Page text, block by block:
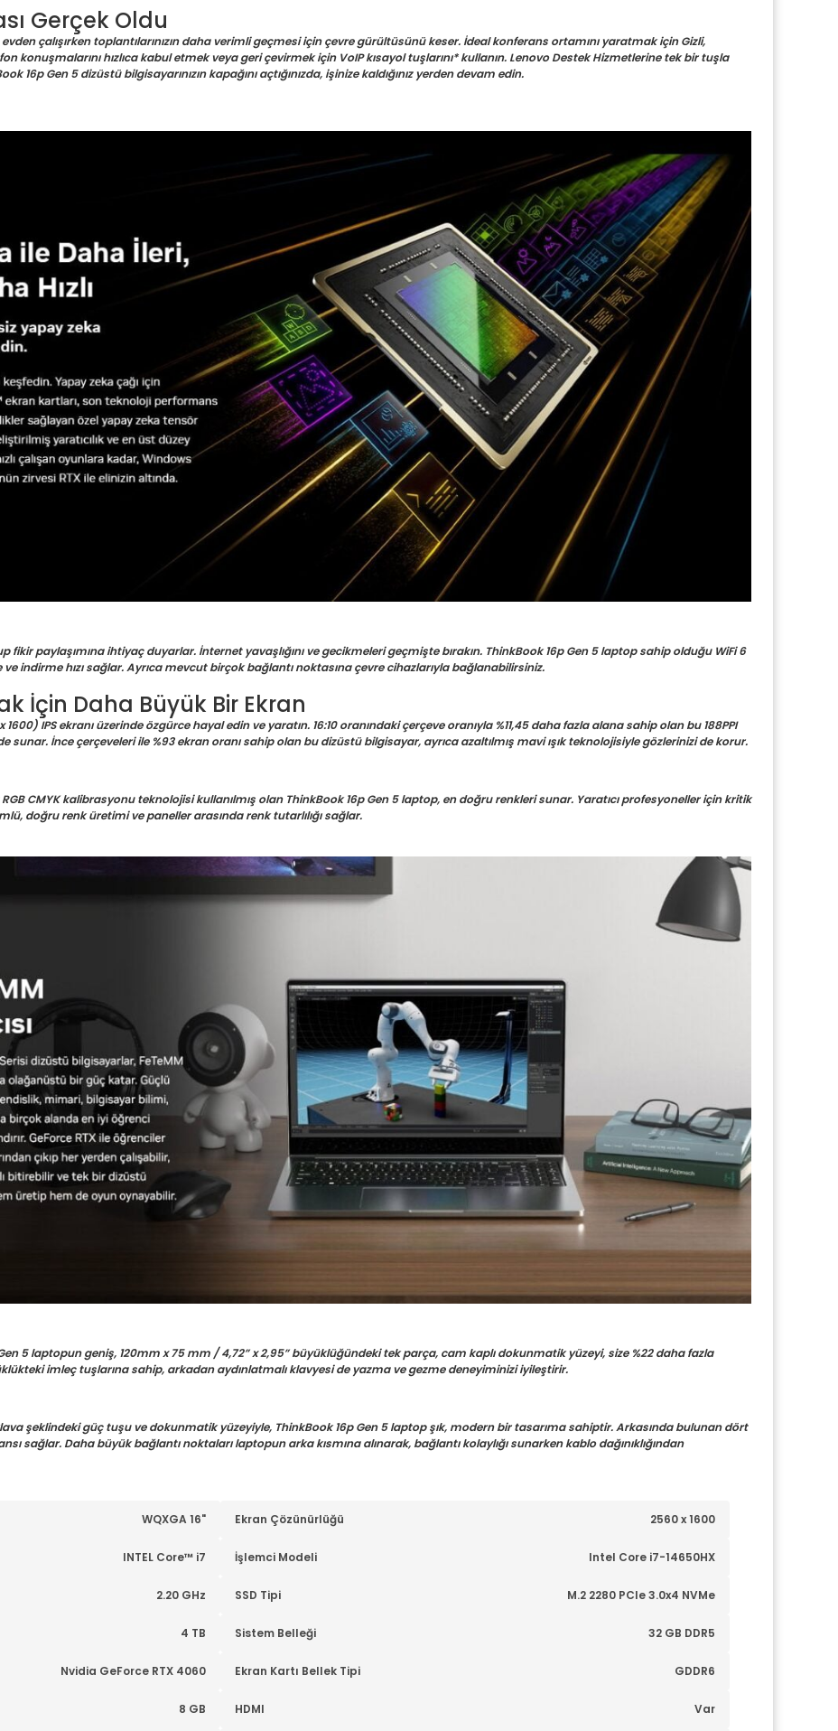
Gerçek Oldu
çalışırken toplantılarınızın daha verimli geçmesi için çevre gürültüsünü keser. İdeal konferans ortamını yaratmak için Gizli,
konuşmalarını hızlıca kabul etmek veya geri çevirmek için VoIP kısayol tuşlarını* kullanın. Lenovo Destek Hizmetlerine tek bir tuşla
16p Gen 5 dizüstü bilgisayarınızın kapağını açtığınızda, işinize kaldığınız yerden devam edin.
fikir paylaşımına ihtiyaç duyarlar. İnternet yavaşlığını ve gecikmeleri geçmişte bırakın. ThinkBook 16p Gen 5 laptop sahip olduğu WiFi 6
indirme hızı sağlar. Ayrıca mevcut birçok bağlantı noktasına çevre cihazlarıyla bağlanabilirsiniz.
İçin Daha Büyük Bir Ekran
IPS ekranı üzerinde özgürce hayal edin ve yaratın. 16:10 oranındaki çerçeve oranıyla %11,45 daha fazla alana sahip olan bu 188PPI
İnce çerçeveleri ile %93 ekran oranı sahip olan bu dizüstü bilgisayar, ayrıca azaltılmış mavi ışık teknolojisiyle gözlerinizi de korur.
CMYK kalibrasyonu teknolojisi kullanılmış olan ThinkBook 16p Gen 5 laptop, en doğru renkleri sunar. Yaratıcı profesyoneller için kritik
doğru renk üretimi ve paneller arasında renk tutarlılığı sağlar.
Gen 5 laptopun geniş, 120mm x 75 mm / 4,72” x 2,95” büyüklüğündeki tek parça, cam kaplı dokunmatik yüzeyi, size %22 daha fazla
imleç tuşlarına sahip, arkadan aydınlatmalı klavyesi de yazma ve gezme deneyiminizi iyileştirir.
şeklindeki güç tuşu ve dokunmatik yüzeyiyle, ThinkBook 16p Gen 5 laptop şık, modern bir tasarıma sahiptir. Arkasında bulunan dört
sağlar. Daha büyük bağlantı noktaları laptopun arka kısmına alınarak, bağlantı kolaylığı sunarken kablo dağınıklığından
WQXGA 16" Ekran Çözünürlüğü 2560 x 1600
INTEL Core™ i7 İşlemci Modeli Intel Core i7-14650HX
2.20 GHz SSD Tipi M.2 2280 PCIe 3.0x4 NVMe
4 TB Sistem Belleği 32 GB DDR5
Nvidia GeForce RTX 4060 Ekran Kartı Bellek Tipi GDDR6
8 GB HDMI Var